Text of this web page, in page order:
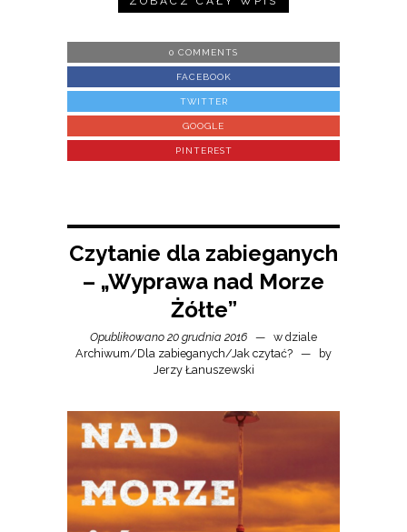
0 COMMENTS
FACEBOOK
TWITTER
GOOGLE
PINTEREST
Czytanie dla zabieganych
– „Wyprawa nad Morze
Żółte”
Opublikowano 20 grudnia 2016
w dziale
Archiwum/Dla zabieganych/Jak czytać?
by
Jerzy Łanuszewski